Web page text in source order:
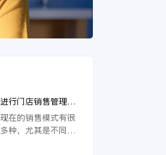
进行门店销售管理的
必要性
现在的销售模式有很
多种，尤其是不同门